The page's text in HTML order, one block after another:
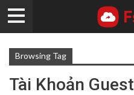
Browsing Tag
Tài Khoản Guest